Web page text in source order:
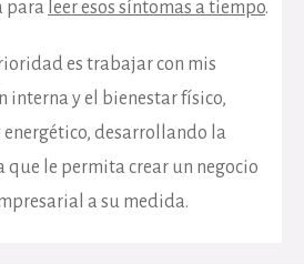
para leer esos síntomas a tiempo.
es trabajar con mis
interna y el bienestar físico,
desarrollando la
que le permita crear un negocio
a su medida.